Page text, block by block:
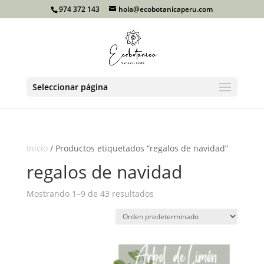
974 372 143 hola@ecobotanicaperu.com
Seleccionar página
Inicio/ Productos etiquetados “regalos de navidad”
regalos de navidad
Mostrando 1–9 de 43 resultados